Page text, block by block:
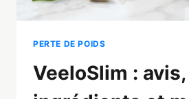
PERTE DE POIDS
VeeloSlim : avis,